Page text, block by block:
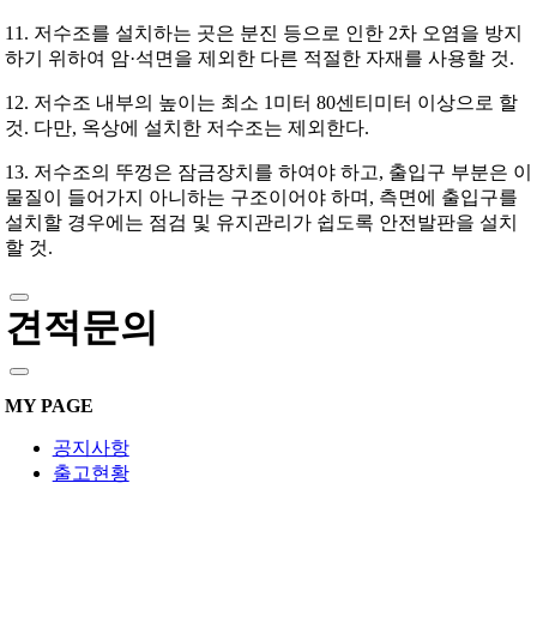
11. 저수조를 설치하는 곳은 분진 등으로 인한 2차 오염을 방지
하기 위하여 암·석면을 제외한 다른 적절한 자재를 사용할 것.
12. 저수조 내부의 높이는 최소 1미터 80센티미터 이상으로 할
것. 다만, 옥상에 설치한 저수조는 제외한다.
13. 저수조의 뚜껑은 잠금장치를 하여야 하고, 출입구 부분은 이
물질이 들어가지 아니하는 구조이어야 하며, 측면에 출입구를
설치할 경우에는 점검 및 유지관리가 쉽도록 안전발판을 설치
할 것.
견적문의
MY PAGE
공지사항
출고현황